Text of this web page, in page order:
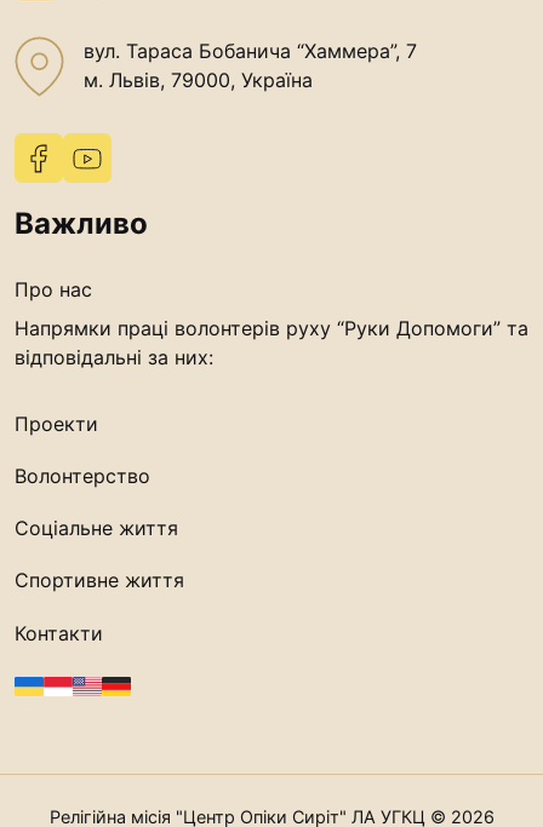
вул. Тараса Бобанича “Хаммера”, 7
м. Львів, 79000, Україна
Важливо
Про нас
Напрямки праці волонтерів руху “Руки Допомоги” та
відповідальні за них:
Проекти
Волонтерство
Соціальне життя
Спортивне життя
Контакти
Релігійна місія "Центр Опіки Сиріт" ЛА УГКЦ © 2026